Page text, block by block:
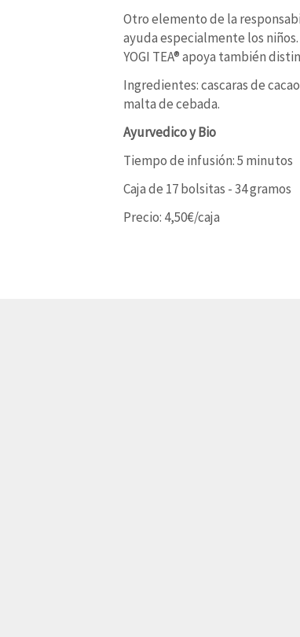
Otro elemento de la
ayuda especialmente los
YOGI TEA® apoya también
Ingredientes: cascaras de
malta de cebada.
Ayurvedico y Bio
Tiempo de infusión: 5 minutos
Caja de 17 bolsitas - 34 gramos
Precio: 4,50€/caja